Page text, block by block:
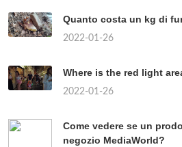
Quanto costa un kg di
2022-01-26
Where is the red light
2022-01-26
Come vedere se un
negozio MediaWorld?